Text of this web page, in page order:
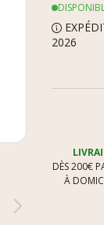
2026
DÈS 200€
À